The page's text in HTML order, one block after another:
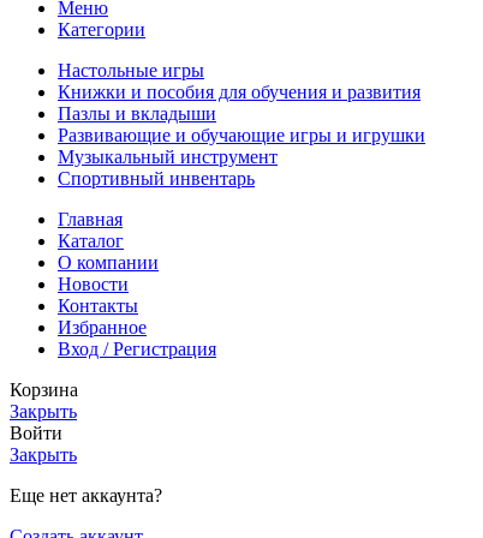
Меню
Категории
Настольные игры
Книжки и пособия для обучения и развития
Пазлы и вкладыши
Развивающие и обучающие игры и игрушки
Музыкальный инструмент
Спортивный инвентарь
Главная
Каталог
О компании
Новости
Контакты
Избранное
Вход / Регистрация
Корзина
Закрыть
Войти
Закрыть
Еще нет аккаунта?